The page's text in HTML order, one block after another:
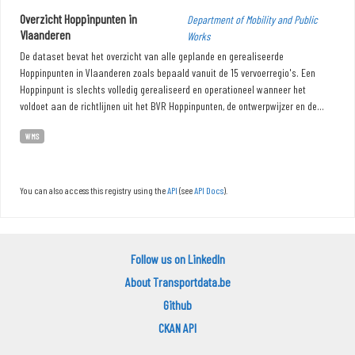
Overzicht Hoppinpunten in
Vlaanderen
Department of Mobility and Public
Works
De dataset bevat het overzicht van alle geplande en gerealiseerde
Hoppinpunten in Vlaanderen zoals bepaald vanuit de 15 vervoerregio's. Een
Hoppinpunt is slechts volledig gerealiseerd en operationeel wanneer het
voldoet aan de richtlijnen uit het BVR Hoppinpunten, de ontwerpwijzer en de...
WMS
You can also access this registry using theAPI (seeAPI Docs).
Follow us on LinkedIn
About Transportdata.be
Github
CKAN API